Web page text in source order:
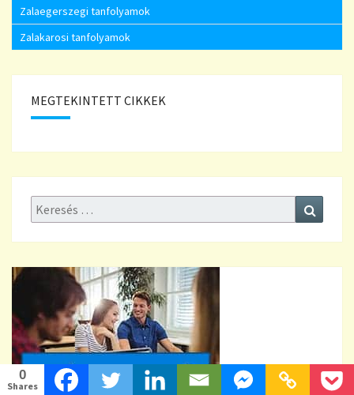
0
Shares
Zalaegerszegi tanfolyamok
Zalakarosi tanfolyamok
MEGTEKINTETT CIKKEK
Keresés: